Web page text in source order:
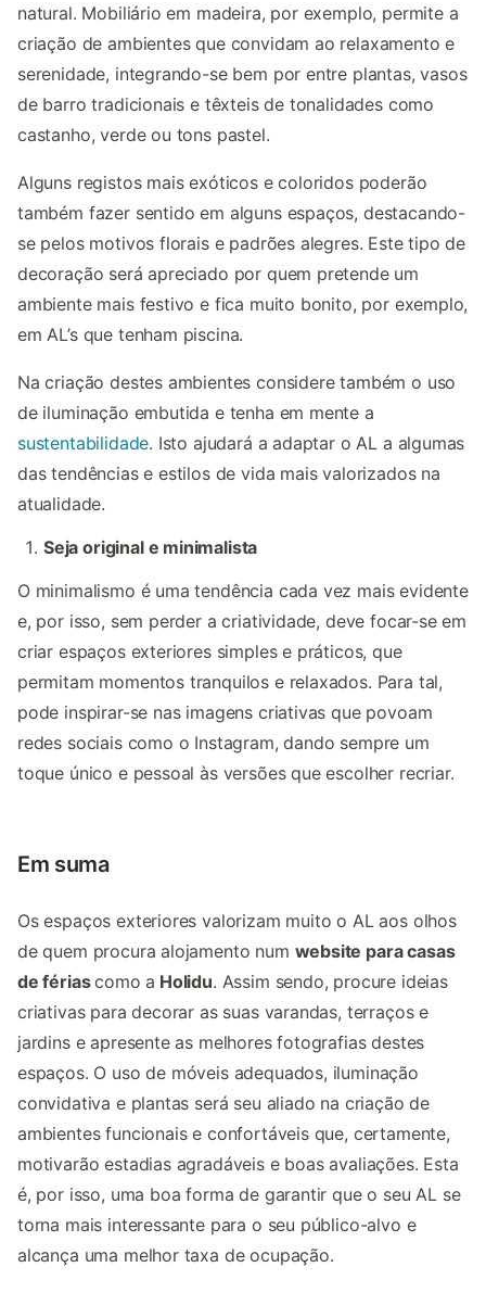
natural. Mobiliário em madeira, por exemplo, permite a
criação de ambientes que convidam ao relaxamento e
serenidade, integrando-se bem por entre plantas, vasos
de barro tradicionais e têxteis de tonalidades como
castanho, verde ou tons pastel.
Alguns registos mais exóticos e coloridos poderão
também fazer sentido em alguns espaços, destacando-
se pelos motivos florais e padrões alegres. Este tipo de
decoração será apreciado por quem pretende um
ambiente mais festivo e fica muito bonito, por exemplo,
em AL’s que tenham piscina.
Na criação destes ambientes considere também o uso
de iluminação embutida e tenha em mente a
sustentabilidade. Isto ajudará a adaptar o AL a algumas
das tendências e estilos de vida mais valorizados na
atualidade.
Seja original e minimalista
O minimalismo é uma tendência cada vez mais evidente
e, por isso, sem perder a criatividade, deve focar-se em
criar espaços exteriores simples e práticos, que
permitam momentos tranquilos e relaxados. Para tal,
pode inspirar-se nas imagens criativas que povoam
redes sociais como o Instagram, dando sempre um
toque único e pessoal às versões que escolher recriar.
Em suma
Os espaços exteriores valorizam muito o AL aos olhos
de quem procura alojamento num website para casas
de fériascomo a Holidu. Assim sendo, procure ideias
criativas para decorar as suas varandas, terraços e
jardins e apresente as melhores fotografias destes
espaços. O uso de móveis adequados, iluminação
convidativa e plantas será seu aliado na criação de
ambientes funcionais e confortáveis que, certamente,
motivarão estadias agradáveis e boas avaliações. Esta
é, por isso, uma boa forma de garantir que o seu AL se
torna mais interessante para o seu público-alvo e
alcança uma melhor taxa de ocupação.